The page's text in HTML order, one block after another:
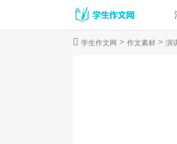
学生作文网 > 作文素材 > 演